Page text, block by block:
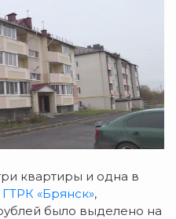
квартиры и одна в
ГТРК «Брянск»,
было выделено на